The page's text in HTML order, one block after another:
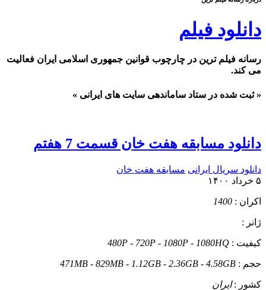
دانلود فیلم
رسانه فیلم ترین در چارچوب قوانین جمهوری اسلامی ایران فعالیت
می کند.
« ثبت شده در ستاد ساماندهی سایت های ایرانی »
دانلود مسابقه هفت خان قسمت 7 هفتم
دانلود سریال ایرانی مسابقه هفت خان
۵ خرداد ۱۴۰۰
اکران : 1400
ژانر :
کيفيت : 480P - 720P - 1080P - 1080HQ
حجم : 471MB - 829MB - 1.12GB - 2.36GB - 4.58GB
کشور :ایران